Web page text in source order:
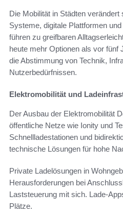
Die Mobilität in Städten
Systeme, digitale Plattformen
führen zu greifbaren
heute mehr Optionen als vor fünf
die Abstimmung von Technik,
Nutzerbedürfnissen.
Elektromobilität und
Der Ausbau der Elektromobilität
öffentliche Netze wie Ionity und
Schnellladestationen und
technische Lösungen für hohe
Private Ladelösungen in
Herausforderungen bei
Laststeuerung mit sich. Lade-
Plätze.